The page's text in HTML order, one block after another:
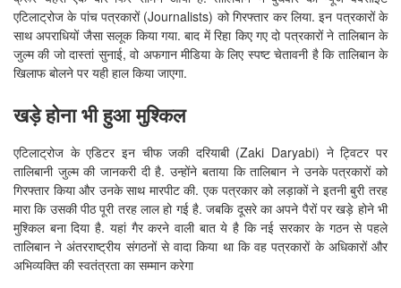
एटिलाट्रोज के पांच पत्रकारों (Journalists) को गिरफ्तार कर लिया. इन पत्रकारों के
साथ अपराधियों जैसा सलूक किया गया. बाद में रिहा किए गए दो पत्रकारों ने तालिबान के
जुल्म की जो दास्तां सुनाई, वो अफगान मीडिया के लिए स्पष्ट चेतावनी है कि तालिबान के
खिलाफ बोलने पर यही हाल किया जाएगा.
खड़े होना भी हुआ मुश्किल
एटिलाट्रोज के एडिटर इन चीफ जकी दरियाबी (Zaki Daryabi) ने ट्विटर पर
तालिबानी जुल्म की जानकरी दी है. उन्होंने बताया कि तालिबान ने उनके पत्रकारों को
गिरफ्तार किया और उनके साथ मारपीट की. एक पत्रकार को लड़ाकों ने इतनी बुरी तरह
मारा कि उसकी पीठ पूरी तरह लाल हो गई है. जबकि दूसरे का अपने पैरों पर खड़े होने भी
मुश्किल बना दिया है. यहां गैर करने वाली बात ये है कि नई सरकार के गठन से पहले
तालिबान ने अंतरराष्ट्रीय संगठनों से वादा किया था कि वह पत्रकारों के अधिकारों और
अभिव्यक्ति की स्वतंत्रता का सम्मान करेगा